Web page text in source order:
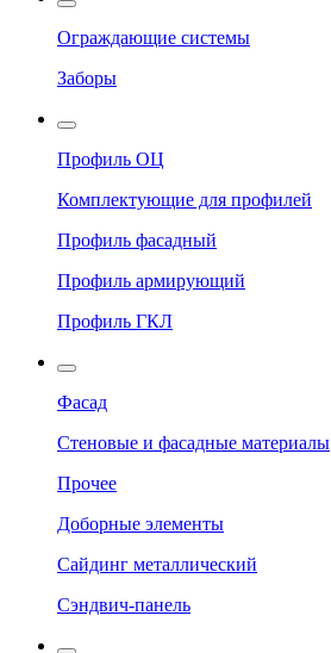
Ограждающие системы
Заборы
Профиль ОЦ
Комплектующие для профилей
Профиль фасадный
Профиль армирующий
Профиль ГКЛ
Фасад
Стеновые и фасадные материалы
Прочее
Доборные элементы
Сайдинг металлический
Сэндвич-панель